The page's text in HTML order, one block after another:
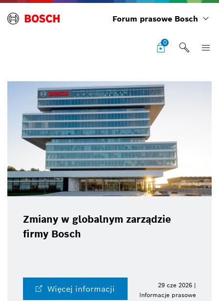
Forum prasowe Bosch
0
Zmiany w globalnym zarządzie
firmy Bosch
Więcej informacji
29 cze 2026 |
Informacje prasowe